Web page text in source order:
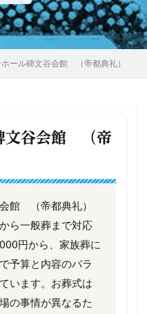
ール碑文谷会館 （帝都典礼）
文谷会館 （帝
館 （帝都典礼）
ら一般葬まで対応
円から、家族葬に
予算と内容のバラ
います。お葬式は
の事情が異なるた